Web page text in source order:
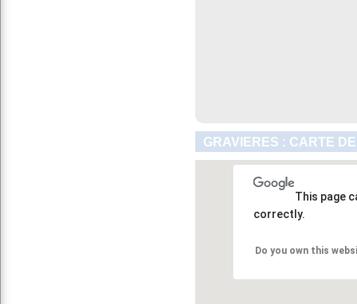
GRAVIERES : CARTE
This page
correctly.
Do you own this